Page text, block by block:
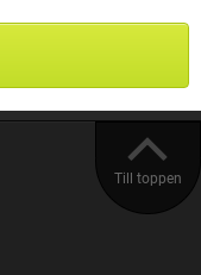
Till toppen